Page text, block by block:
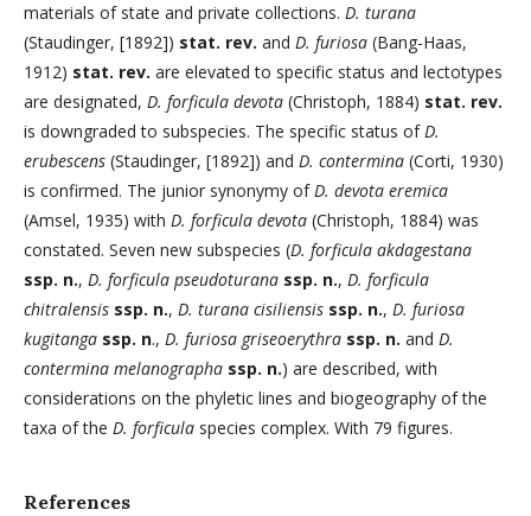
materials of state and private collections. D. turana
(Staudinger, [1892]) stat. rev. and D. furiosa (Bang-Haas,
1912) stat. rev. are elevated to specific status and lectotypes
are designated, D. forficula devota (Christoph, 1884) stat. rev.
is downgraded to subspecies. The specific status ofD.
erubescens (Staudinger, [1892]) and D. contermina (Corti, 1930)
is confirmed. The junior synonymy ofD. devota eremica
(Amsel, 1935) with D. forficula devota (Christoph, 1884) was
constated. Seven new subspecies (D. forficula akdagestana
ssp. n., D. forficula pseudoturana ssp. n., D. forficula
chitralensis ssp. n., D. turana cisiliensis ssp. n., D. furiosa
kugitanga ssp. n., D. furiosa griseoerythra ssp. n. and D.
contermina melanographa ssp. n.) are described, with
considerations on the phyletic lines and biogeography of the
taxa of the D. forficula species complex. With 79 figures.
References